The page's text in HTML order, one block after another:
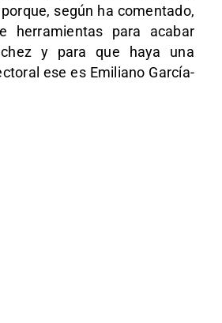
según ha comentado,
herramientas para acabar
y para que haya una
ese es Emiliano García-